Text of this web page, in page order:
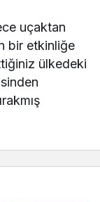
uçaktan
bir etkinliğe
ülkedeki